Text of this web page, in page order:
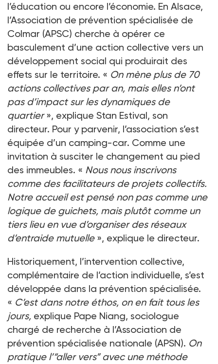
l’éducation ou encore l’économie. En Alsace,
l’Association de prévention spécialisée de
Colmar (APSC) cherche à opérer ce
basculement d’une action collective vers un
développement social qui produirait des
effets sur le territoire. « On mène plus de 70
actions collectives par an, mais elles n’ont
pas d’impact sur les dynamiques de
quartier», explique Stan Estival, son
directeur. Pour y parvenir, l’association s’est
équipée d’un camping-car. Comme une
invitation à susciter le changement au pied
des immeubles. « Nous nous inscrivons
comme des facilitateurs de projets collectifs.
Notre accueil est pensé non pas comme une
logique de guichets, mais plutôt comme un
tiers lieu en vue d’organiser des réseaux
d’entraide mutuelle», explique le directeur.
Historiquement, l’intervention collective,
complémentaire de l’action individuelle, s’est
développée dans la prévention spécialisée.
« C’est dans notre éthos, on en fait tous les
jours, explique Pape Niang, sociologue
chargé de recherche à l’Association de
prévention spécialisée nationale (APSN). On
pratique l’“aller vers” avec une méthode